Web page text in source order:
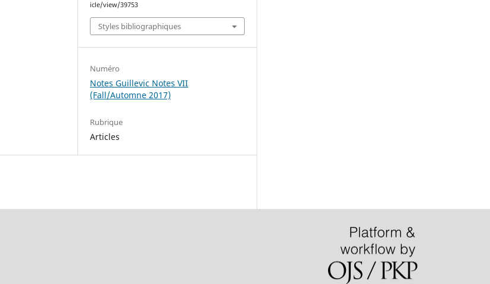
icle/view/39753
Styles bibliographiques
Numéro
Notes Guillevic Notes VII
(Fall/Automne 2017)
Rubrique
Articles